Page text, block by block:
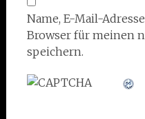
Name, E-Mail-
Browser für meinen
speichern.